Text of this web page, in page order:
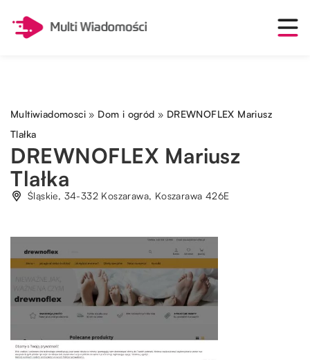
Multiwiadomosci » Dom i ogród » DREWNOFLEX Mariusz
Tlałka
DREWNOFLEX Mariusz
Tlałka
Śląskie, 34-332 Koszarawa, Koszarawa 426E